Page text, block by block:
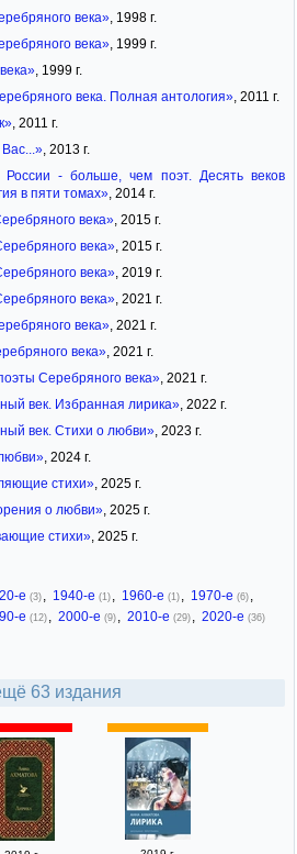
века», 1998 г.
века», 1999 г.
, 1999 г.
века. Полная антология», 2011 г.
, 2011 г.
, 2013 г.
- больше, чем поэт. Десять веков
в пяти томах», 2014 г.
века», 2015 г.
века», 2015 г.
века», 2019 г.
века», 2021 г.
века», 2021 г.
века», 2021 г.
Серебряного века», 2021 г.
век. Избранная лирика», 2022 г.
век. Cтихи о любви», 2023 г.
, 2024 г.
стихи», 2025 г.
о любви», 2025 г.
стихи», 2025 г.
е (3) 1940-е (1) 1960-е (1) 1970-е (6)
е (12) 2000-е (9) 2010-е (29) 2020-е (36)
63 издания